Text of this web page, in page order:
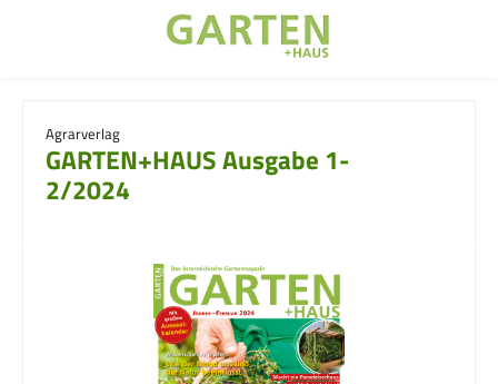
Agrarverlag
GARTEN+HAUS Ausgabe 1-
2/2024
Bildergalerie überspringen